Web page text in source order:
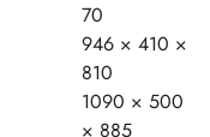
70
946 × 410 ×
810
1090 × 500
× 885